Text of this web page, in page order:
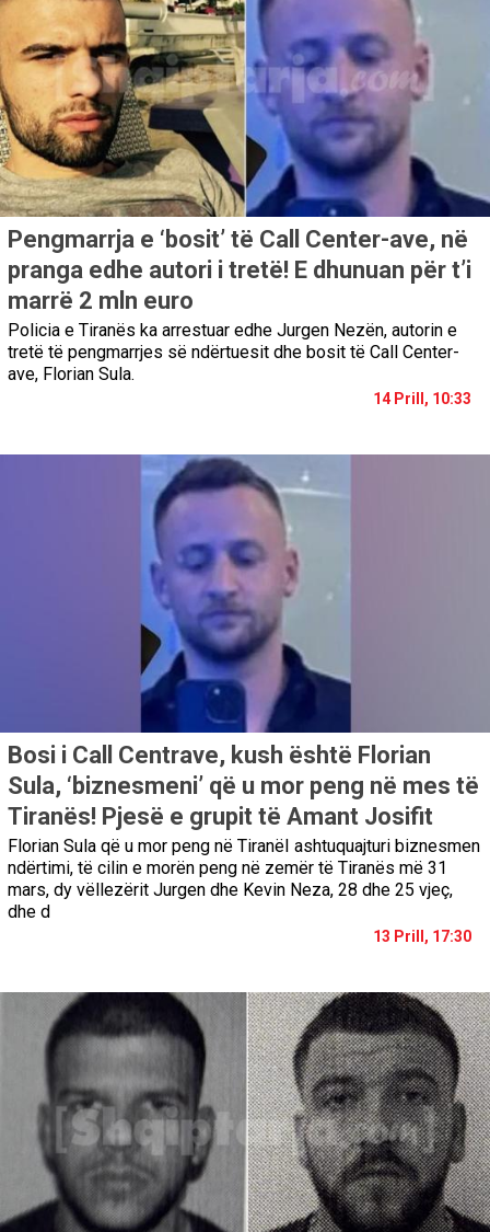
Pengmarrja e ‘bosit’ të Call Center-ave, në
pranga edhe autori i tretë! E dhunuan për t’i
marrë 2 mln euro
Policia e Tiranës ka arrestuar edhe Jurgen Nezën, autorin e
tretë të pengmarrjes së ndërtuesit dhe bosit të Call Center-
ave, Florian Sula.
14 Prill, 10:33
Bosi i Call Centrave, kush është Florian
Sula, ‘biznesmeni’ që u mor peng në mes të
Tiranës! Pjesë e grupit të Amant Josifit
Florian Sula që u mor peng në TiranëI ashtuquajturi biznesmen
ndërtimi, të cilin e morën peng në zemër të Tiranës më 31
mars, dy vëllezërit Jurgen dhe Kevin Neza, 28 dhe 25 vjeç,
dhe d
13 Prill, 17:30